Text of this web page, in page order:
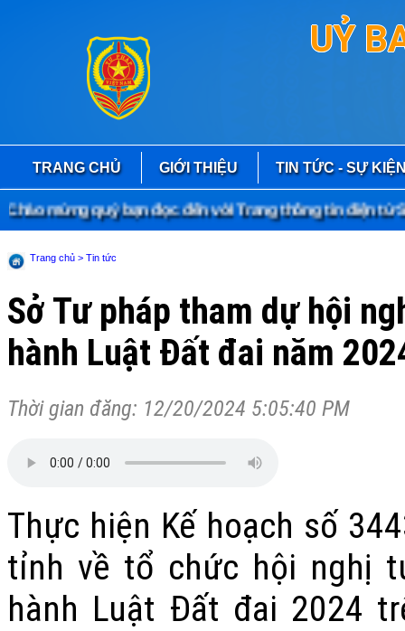
UỶ
TRANG CHỦ GIỚI THIỆU TIN TỨC - SỰ
mừng quý bạn đọc đến với Trang thông tin điện tử Sở
Trang chủ > Tin tức
Sở Tư pháp tham dự hội
hành Luật Đất đai năm
Thời gian đăng: 12/20/2024 5:05:40 PM
Thực hiện Kế hoạch số
tỉnh về tổ chức hội nghị
hành Luật Đất đai 2024